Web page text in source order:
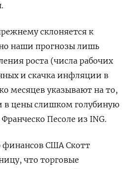
склоняется к
наши прогнозы лишь
роста (числа рабочих
и скачка инфляции в
месяцев указывают на то,
в цены слишком голубиную
Песоле из ING.
США Скотт
что торговые